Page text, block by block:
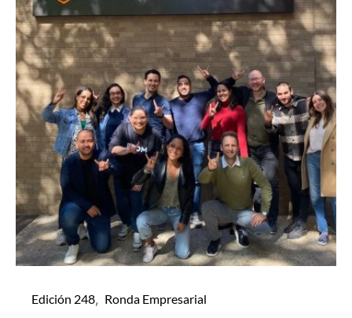
Edición 248 Ronda Empresarial